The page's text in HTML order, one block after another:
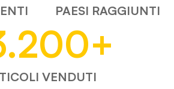
PAESI RAGGIUNTI
+
VENDUTI